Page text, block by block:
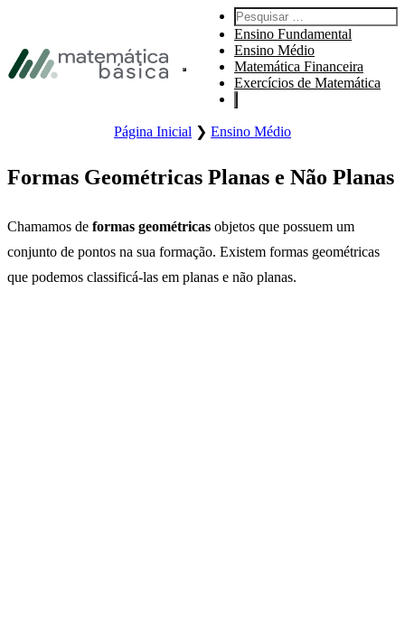
Pular Rodapé
Abre o menu principal do site.
Pesquisar por:
Ensino Fundamental
Ensino Médio
Matemática Financeira
Exercícios de Matemática
Página Inicial ❯ Ensino Médio
Formas Geométricas Planas e Não Planas
Chamamos de formas geométricas objetos que possuem um
conjunto de pontos na sua formação. Existem formas geométricas
que podemos classificá-las em planas e não planas.